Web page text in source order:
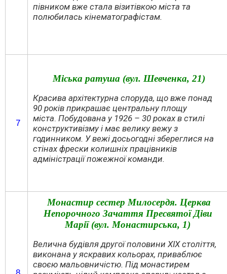
півником вже стала візитівкою міста та
полюбилась кінематографістам.
7
Міська ратуша (вул. Шевченка, 21)
Красива архітектурна споруда, що вже понад
90 років прикрашає центральну площу
міста. Побудована у 1926 – 30 роках в стилі
конструктивізму і має велику вежу з
годинником. У вежі досьогодні збереглися на
стінах фрески колишніх працівників
адміністрації пожежної команди.
Монастир сестер Милосердя. Церква
Непорочного Зачаття Пресвятої Діви
Марії (вул. Монастирська, 1)
Велична будівля другої половини ХІХ століття,
виконана у яскравих кольорах, приваблює
своєю мальовничістю. Під монастирем